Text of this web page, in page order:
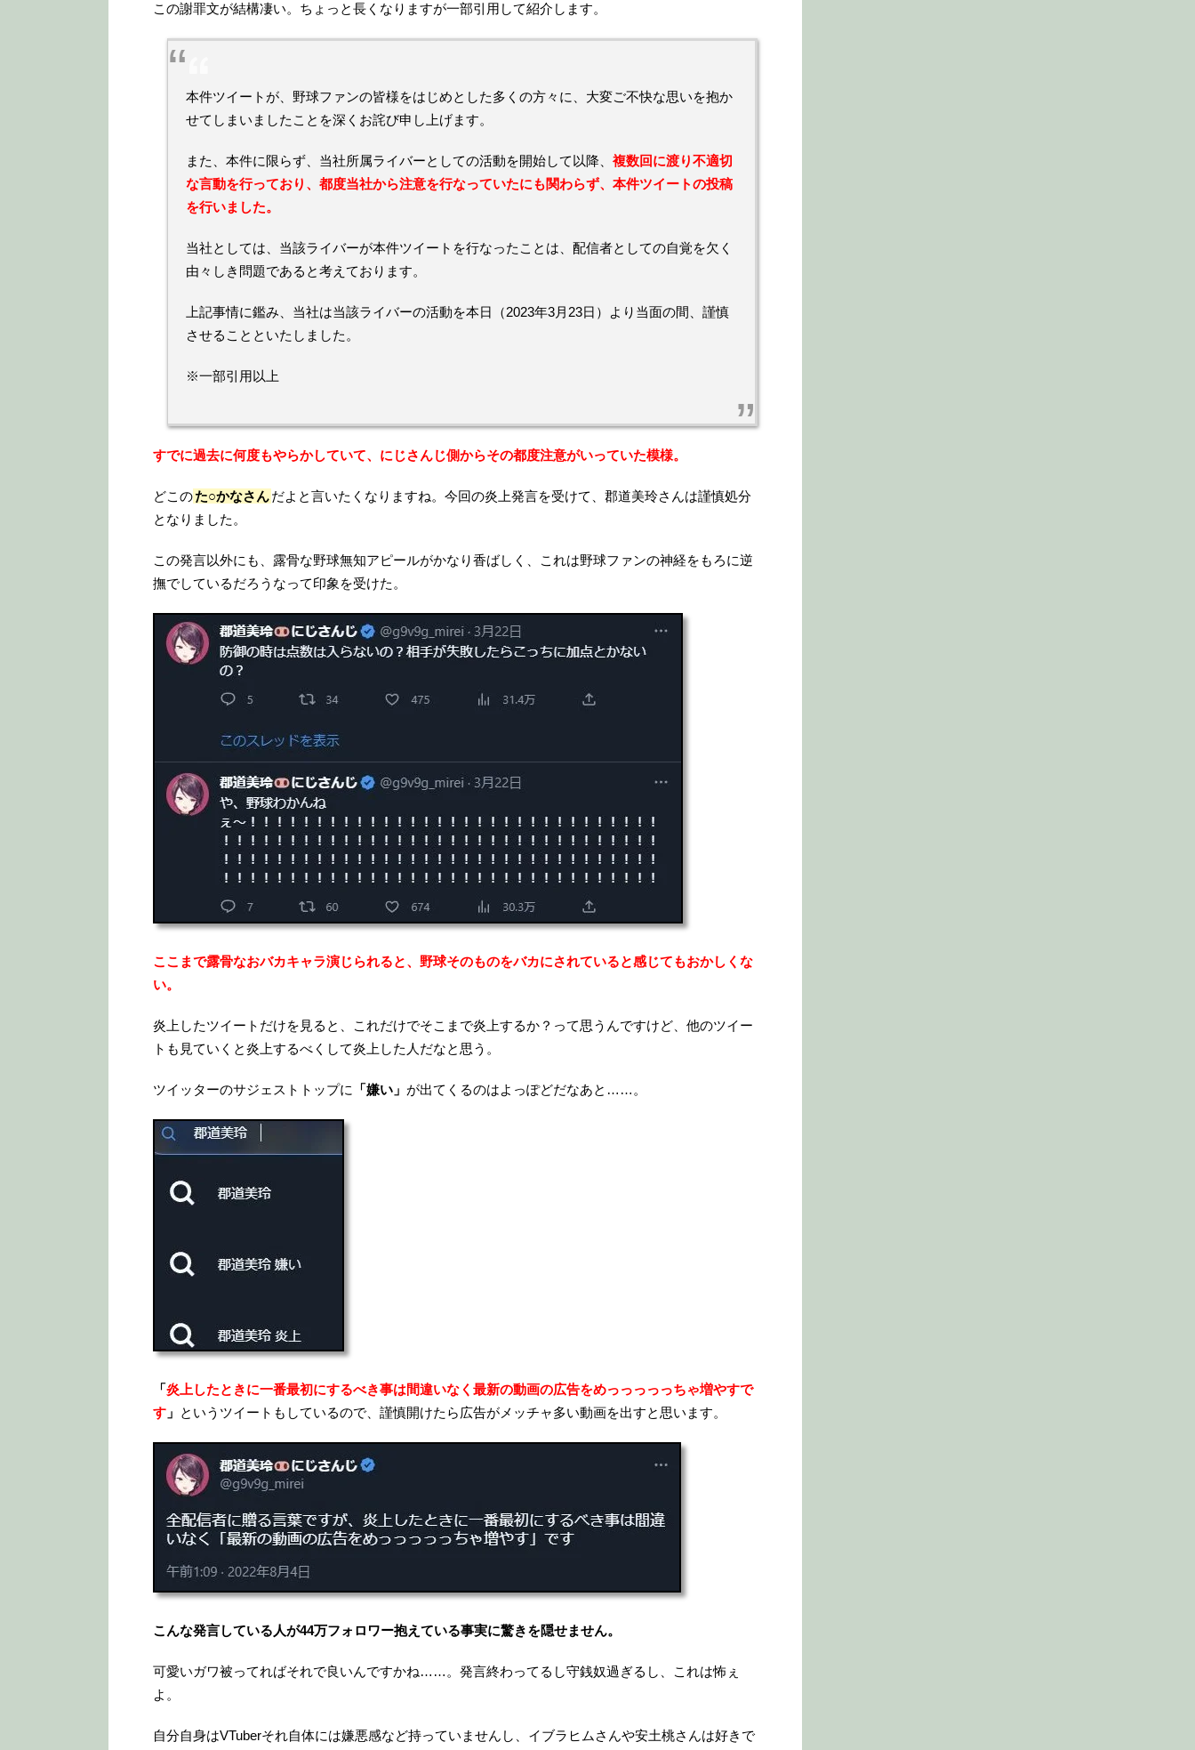
この謝罪文が結構凄い。ちょっと長くなりますが一部引用して紹介します。
本件ツイートが、野球ファンの皆様をはじめとした多くの方々に、大変ご不快な思いを抱か
せてしまいましたことを深くお詫び申し上げます。
また、本件に限らず、当社所属ライバーとしての活動を開始して以降、 複数回に渡り不適切
な言動を行っており、都度当社から注意を行なっていたにも関わらず、本件ツイートの投稿
を行いました。
当社としては、当該ライバーが本件ツイートを行なったことは、配信者としての自覚を欠く
由々しき問題であると考えております。
上記事情に鑑み、当社は当該ライバーの活動を本日（2023年3月23日）より当面の間、謹慎
させることといたしました。
※一部引用以上
すでに過去に何度もやらかしていて、にじさんじ側からその都度注意がいっていた模様。
どこのた○かなさんだよと言いたくなりますね。今回の炎上発言を受けて、郡道美玲さんは謹慎処分
となりました。
この発言以外にも、露骨な野球無知アピールがかなり香ばしく、これは野球ファンの神経をもろに逆
撫でしているだろうなって印象を受けた。
ここまで露骨なおバカキャラ演じられると、野球そのものをバカにされていると感じてもおかしくな
い。
炎上したツイートだけを見ると、これだけでそこまで炎上するか？って思うんですけど、他のツイー
トも見ていくと炎上するべくして炎上した人だなと思う。
ツイッターのサジェストトップに 「嫌い」 が出てくるのはよっぽどだなあと……。
「炎上したときに一番最初にするべき事は間違いなく最新の動画の広告をめっっっっっちゃ増やすで
す 」 というツイートもしているので、謹慎開けたら広告がメッチャ多い動画を出すと思います。
こんな発言している人が44万フォロワー抱えている事実に驚きを隠せません。
可愛いガワ被ってればそれで良いんですかね……。発言終わってるし守銭奴過ぎるし、これは怖ぇ
よ。
自分自身はVTuberそれ自体には嫌悪感など持っていませんし、イブラヒムさんや安土桃さんは好きで